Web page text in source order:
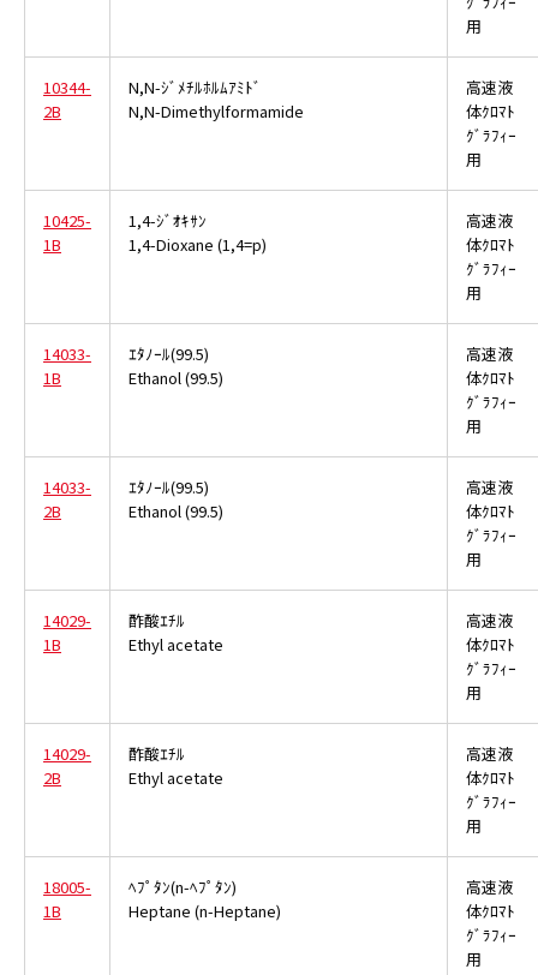
用
10344-
2B
N,N-ｼﾞﾒﾁﾙﾎﾙﾑｱﾐﾄﾞ
N,N-Dimethylformamide
高速液
体ｸﾛﾏﾄ
ｸﾞﾗﾌｨｰ
用
10425-
1B
1,4-ｼﾞｵｷｻﾝ
1,4-Dioxane (1,4=p)
高速液
体ｸﾛﾏﾄ
ｸﾞﾗﾌｨｰ
用
14033-
1B
ｴﾀﾉｰﾙ(99.5)
Ethanol (99.5)
高速液
体ｸﾛﾏﾄ
ｸﾞﾗﾌｨｰ
用
14033-
2B
ｴﾀﾉｰﾙ(99.5)
Ethanol (99.5)
高速液
体ｸﾛﾏﾄ
ｸﾞﾗﾌｨｰ
用
14029-
1B
酢酸ｴﾁﾙ
Ethyl acetate
高速液
体ｸﾛﾏﾄ
ｸﾞﾗﾌｨｰ
用
14029-
2B
酢酸ｴﾁﾙ
Ethyl acetate
高速液
体ｸﾛﾏﾄ
ｸﾞﾗﾌｨｰ
用
18005-
1B
ﾍﾌﾟﾀﾝ(n-ﾍﾌﾟﾀﾝ)
Heptane (n-Heptane)
高速液
体ｸﾛﾏﾄ
ｸﾞﾗﾌｨｰ
用